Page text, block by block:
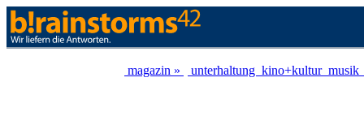
magazin » unterhaltung kino+kultur musik